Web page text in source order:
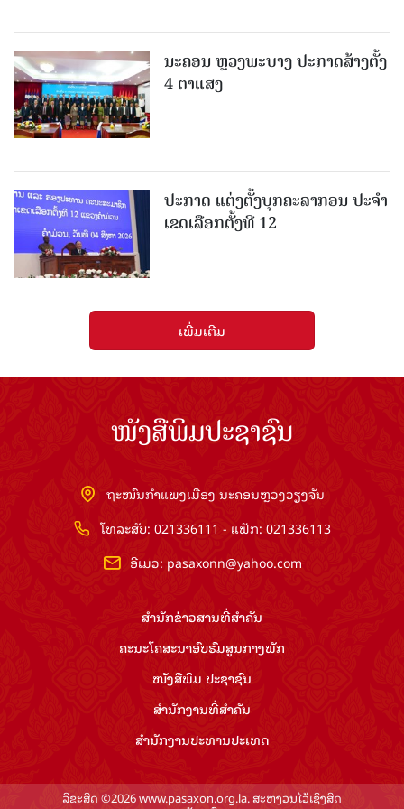
ນະຄອນ ຫຼວງພະບາງ ປະ​ກາດ​ສ້າງ​ຕັ້ງ
4 ຕາແສງ
ປະກາດ ແຕ່ງຕັ້ງບຸກຄະລາກອນ ປະຈໍາ
ເຂດເລືອກຕັ້ງທີ 12
ເພີ່ມເຕີມ
ໜັງສືພິມປະຊາຊົນ
ຖະໜົນກຳແພງເມືອງ ນະຄອນຫຼວງວຽງຈັນ
ໂທລະສັບ: 021336111 - ແຟັກ: 021336113
ອີເມວ: pasaxonn@yahoo.com
ສຳ​ນັກ​ຂ່າວ​ສານ​ທີ່​ສຳ​ຄັນ​
ຄະນະໂຄສະນາອົບຮົມ​ສູນ​ກາງ​ພັກ
ໜັງສືພິມ ປະ​ຊາ​ຊົນ
ສຳ​ນັກ​ງານ​ທີ່​ສຳ​ຄັນ
ສຳ​ນັກ​ງານ​ປະ​ທານ​ປະ​ເທດ
ລິຂະສິດ ©2026 www.pasaxon.org.la. ສະຫງວນໄວ້ເຊິງສິດ